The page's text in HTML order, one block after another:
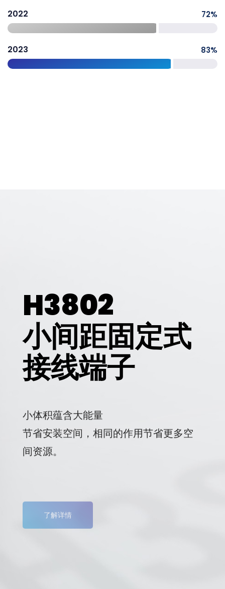
2022 72%
2023 83%
H3802
小间距固定式
接线端子
小体积蕴含大能量
节省安装空间，相同的作用节省更多空
间资源。